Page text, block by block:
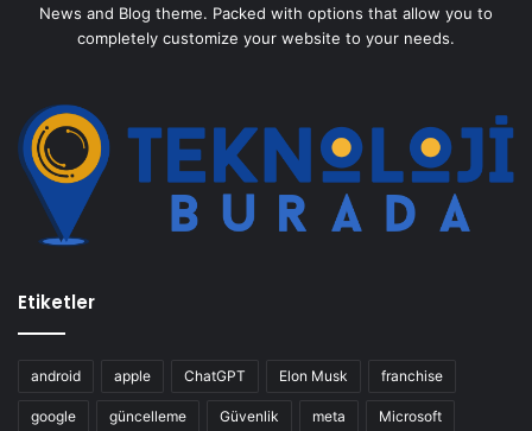
News and Blog theme. Packed with options that allow you to
completely customize your website to your needs.
Etiketler
android apple ChatGPT Elon Musk franchise
google güncelleme Güvenlik meta Microsoft